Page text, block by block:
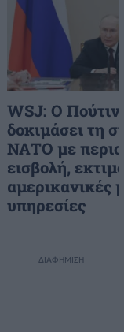
WSJ: Ο Πούτιν
δοκιμάσει τη
ΝΑΤΟ με
εισβολή,
αμερικανικές
υπηρεσίες
ΔΙΑΦΗΜΙΣΗ